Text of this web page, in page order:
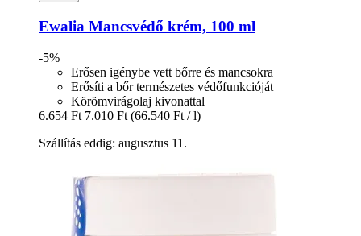
Ewalia Mancsvédő krém, 100 ml
-5%
Erősen igénybe vett bőrre és mancsokra
Erősíti a bőr természetes védőfunkcióját
Körömvirágolaj kivonattal
6.654 Ft 7.010 Ft (66.540 Ft / l)
Szállítás eddig: augusztus 11.